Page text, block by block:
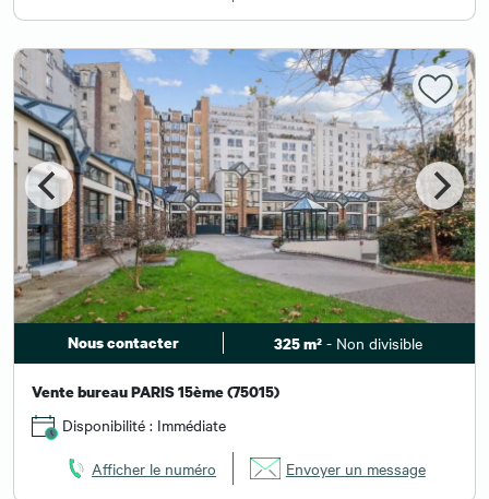
Nous contacter 325 m²- Non divisible
Vente bureau PARIS 15ème (75015)
Disponibilité : Immédiate
Afficher le numéro Envoyer un message